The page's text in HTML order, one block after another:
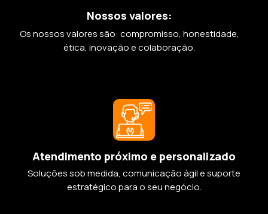
Nossos valores:
Os nossos valores são: compromisso, honestidade,
ética, inovação e colaboração.
Atendimento próximo e personalizado
Soluções sob medida, comunicação ágil e suporte
estratégico para o seu negócio.